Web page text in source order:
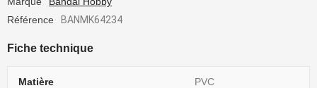
Référence
BANMK64234
Fiche technique
Matière PVC